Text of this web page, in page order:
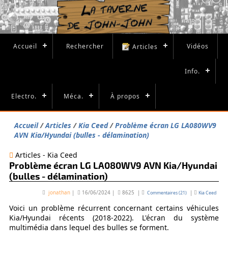
Accueil Rechercher Articles Vidéos
Info.
Electro. Méca. À propos
Accueil Articles Kia Ceed
Problème écran LG LA080WV9
AVN Kia/Hyundai (bulles - délamination)
Articles - Kia Ceed
Problème écran LG LA080WV9 AVN Kia/Hyundai
(bulles - délamination)
jonathan | 16/06/2024| 8625 | Commentaires (21)| Kia Ceed
Voici un problème récurrent concernant certains véhicules
Kia/Hyundai récents (2018-2022). L'écran du système
multimédia dans lequel des bulles se forment.